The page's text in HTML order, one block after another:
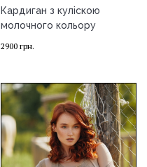
Кардиган з куліскою
молочного кольору
2900 грн.